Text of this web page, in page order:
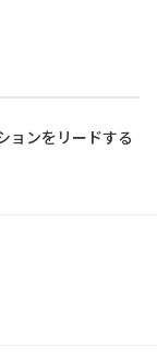
ョンをリードする